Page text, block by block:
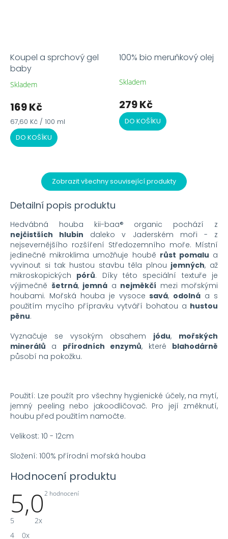
Koupel a sprchový gel
baby
Průměrné
produktu
Skladem
169 Kč
Měrná
cena:
67,60 Kč / 100 ml
DO KOŠÍKU
100% bio meruňkový olej
Skladem
279 Kč
DO KOŠÍKU
Zobrazit všechny související produkty
Detailní popis produktu
Hedvábná houba kii-baa® organic pochází z
nejčistších hlubin daleko v Jaderském moři - z
nejsevernějšího rozšíření Středozemního moře. Místní
jedinečné mikroklima umožňuje houbě růst pomalu a
vyvinout si tak hustou stavbu těla plnou jemných, až
mikroskopických pórů. Díky této speciální textuře je
výjimečně šetrná, jemná a nejměkčí mezi mořskými
houbami. Mořská houba je vysocesavá, odolná a s
použitím mycího přípravku vytváří bohatou a hustou
pěnu.
Vyznačuje se vysokým obsahem jódu, mořských
minerálů a přírodních enzymů, které blahodárně
působí na pokožku.
Použití: Lze použít pro všechny hygienické účely, na mytí,
jemný peeling nebo jakoodličovač. Pro její změknutí,
houbu před použitím namočte.
Velikost: 10 - 12cm
Složení: 100% přírodní mořská houba
Hodnocení produktu
5,0Průměrné
2 hodnocení
5
2x
4
0x